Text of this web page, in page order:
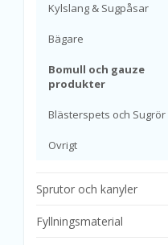
Kylslang & Sugpåsar
Bägare
Bomull och gauze
produkter
Blästerspets och Sugrör
Ovrigt
Sprutor och kanyler
Fyllningsmaterial